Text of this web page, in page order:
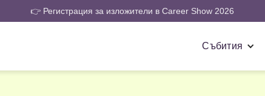
👉 Регистрация за изложители в Career Show 2026
Събития